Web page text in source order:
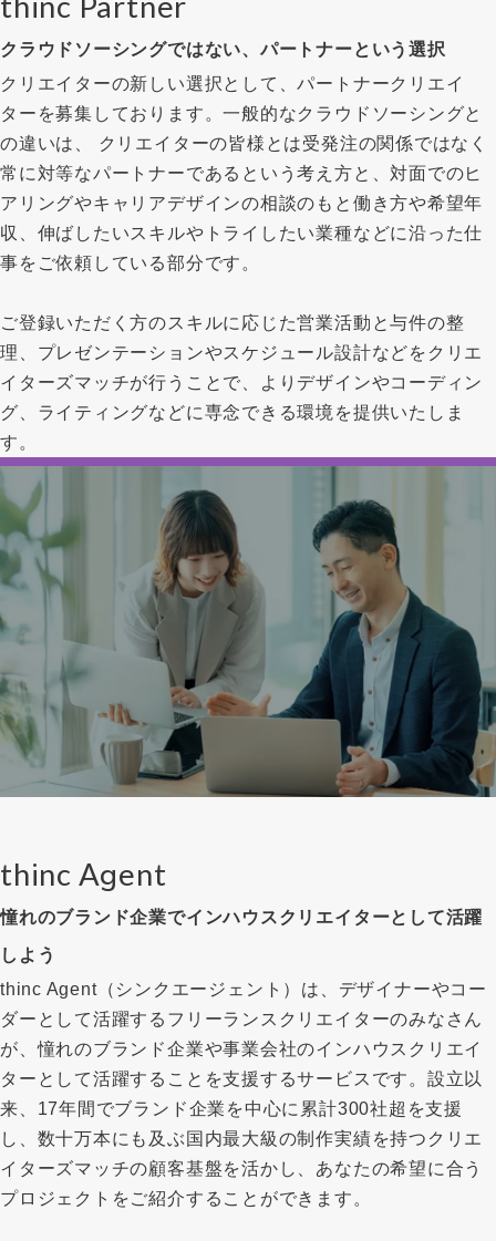
クラウドソーシングではない、パートナーという選択
クリエイターの新しい選択として、パートナークリエイ
ターを募集しております。一般的なクラウドソーシングと
の違いは、 クリエイターの皆様とは受発注の関係ではなく
常に対等なパートナーであるという考え方と、対面でのヒ
アリングやキャリアデザインの相談のもと働き方や希望年
収、伸ばしたいスキルやトライしたい業種などに沿った仕
事をご依頼している部分です。
ご登録いただく方のスキルに応じた営業活動と与件の整
理、プレゼンテーションやスケジュール設計などをクリエ
イターズマッチが行うことで、よりデザインやコーディン
グ、ライティングなどに専念できる環境を提供いたしま
す。
thinc Agent
憧れのブランド企業でインハウスクリエイターとして活躍
しよう
thinc Agent（シンクエージェント）は、デザイナーやコー
ダーとして活躍するフリーランスクリエイターのみなさん
が、憧れのブランド企業や事業会社のインハウスクリエイ
ターとして活躍することを支援するサービスです。設立以
来、17年間でブランド企業を中心に累計300社超を支援
し、数十万本にも及ぶ国内最大級の制作実績を持つクリエ
イターズマッチの顧客基盤を活かし、あなたの希望に合う
プロジェクトをご紹介することができます。